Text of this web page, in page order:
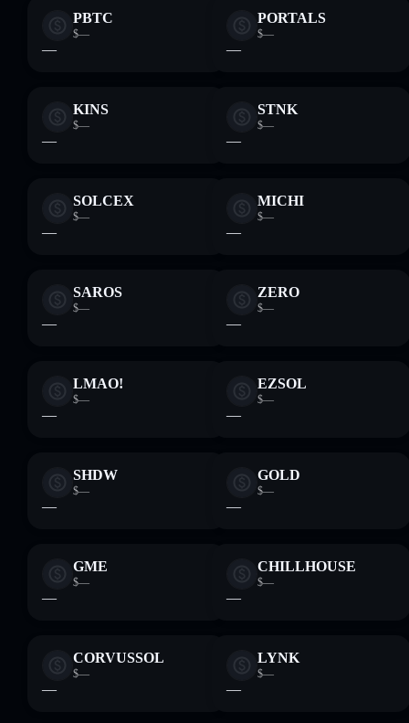
PBTC
$—
—
PORTALS
$—
—
KINS
$—
—
STNK
$—
—
SOLCEX
$—
—
MICHI
$—
—
SAROS
$—
—
ZERO
$—
—
LMAO!
$—
—
EZSOL
$—
—
SHDW
$—
—
GOLD
$—
—
GME
$—
—
CHILLHOUSE
$—
—
CORVUSSOL
$—
—
LYNK
$—
—